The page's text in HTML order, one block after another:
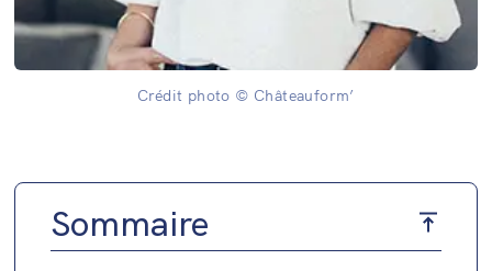
Crédit photo © Châteauform’
Sommaire